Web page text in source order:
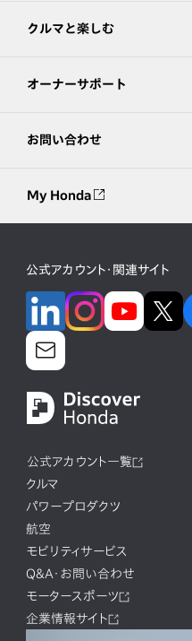
クルマと楽しむ
オーナーサポート
お問い合わせ
My Honda
公式アカウント・関連サイト
公式アカウント一覧
クルマ
パワープロダクツ
航空
モビリティサービス
Q&A・お問い合わせ
モータースポーツ
企業情報サイト